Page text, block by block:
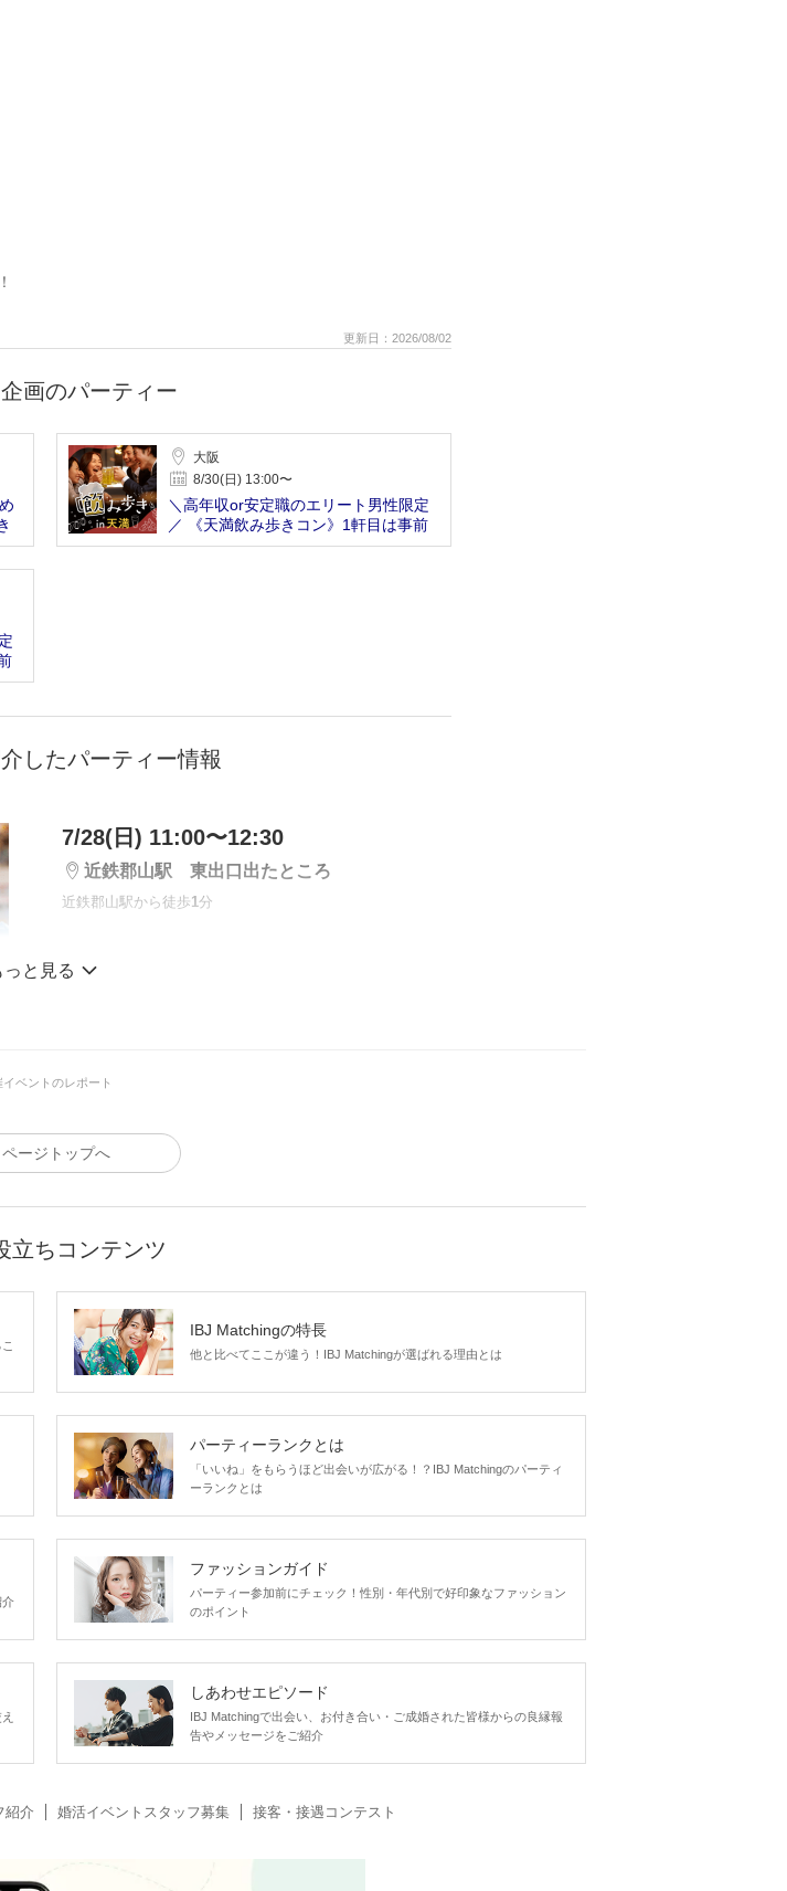
更新日：2026/08/02
画のパーティー
大阪
8/30(日) 13:00〜
＼高年収or安定職のエリート男性限定
／ 《天満飲み歩きコン》1軒目は事前
に予約済
したパーティー情報
7/28(日) 11:00〜12:30
近鉄郡山駅 東出口出たところ
近鉄郡山駅から徒歩1分
現在、男性8名様お集まり中！
男性
外見 身だしなみに気を使ってい
る
3,500 円(税込み)
2,200
魚に出会えるかも？／
泳ぐ【金魚ストリート】
残る情緒あふれる商店街で
ップを配布します
っと見る
ベントのレポート
ページトップへ
立ちコンテンツ
IBJ Matchingの特長
他と比べてここが違う！IBJ Matchingが選ばれる理由とは
パーティーランクとは
「いいね」をもらうほど出会いが広がる！？IBJ Matchingのパーティ
ーランクとは
介
ファッションガイド
パーティー参加前にチェック！性別・年代別で好印象なファッション
のポイント
しあわせエピソード
IBJ Matchingで出会い、お付き合い・ご成婚された皆様からの良縁報
告やメッセージをご紹介
紹介 婚活イベントスタッフ募集 接客・接遇コンテスト